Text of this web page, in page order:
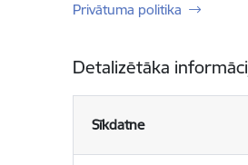
Privātuma politika
Detalizētāka
Sīkdatne